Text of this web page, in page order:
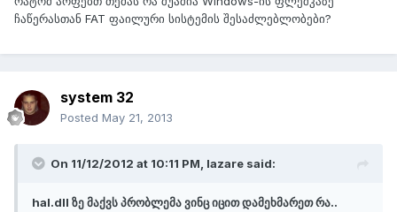
ჩაწერასთან FAT ფაილური სისტემის შესაძლებლობები?
system 32
Posted May 21, 2013
On 11/12/2012 at 10:11 PM, lazare said:
hal.dll ზე მაქვს პრობლემა ვინც იცით დამეხმარეთ რა..